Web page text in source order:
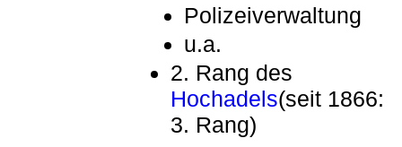
Polizeiverwaltung
u.a.
2. Rang des
Hochadels(seit 1866:
3. Rang)